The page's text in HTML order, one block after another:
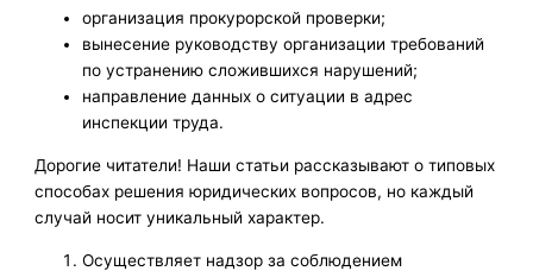
организация прокурорской проверки;
вынесение руководству организации требований
по устранению сложившихся нарушений;
направление данных о ситуации в адрес
инспекции труда.
Дорогие читатели! Наши статьи рассказывают о типовых
способах решения юридических вопросов, но каждый
случай носит уникальный характер.
Осуществляет надзор за соблюдением